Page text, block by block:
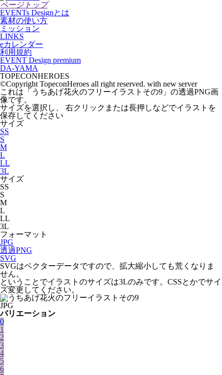
ページトップ
EVENTs Designとは
素材の使い方
ミッション
LINKS
eカレンダー
利用規約
EVENT Design premium
DA-YAMA
TOPECONHEROES
©Copyright TopeconHeroes all right reserved. with new server
これは「 うちあげ花火のフリーイラストその9 」の透過PNG画
像です。
サイズを選択し、 右クリックまたは長押しなどでイラストを
保存してください
サイズ
SS
S
M
L
LL
3L
サイズ
SS
S
M
L
LL
3L
フォーマット
JPG
透過PNG
SVG
SVGはベクターデータですので、拡大縮小しても荒くなりま
せん。
ということでイラストのサイズは3Lのみです。CSSとかでサイ
ズ変更してください。
JPG
バリエーション
0
1
2
3
4
5
6